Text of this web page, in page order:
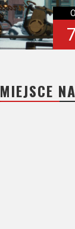
MIEJSCE